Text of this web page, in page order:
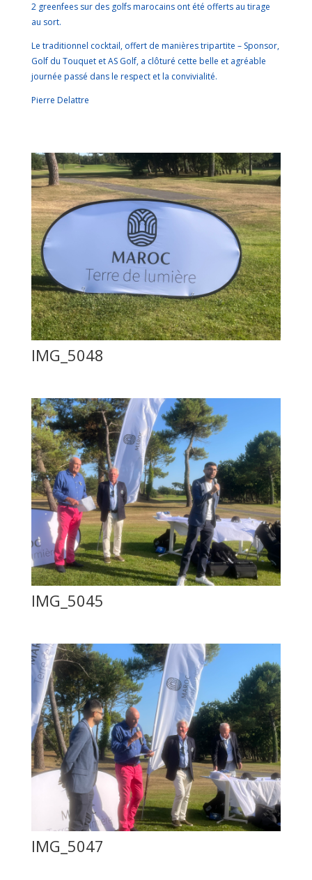
2 greenfees sur des golfs marocains ont été offerts au tirage
au sort.
Le traditionnel cocktail, offert de manières tripartite – Sponsor,
Golf du Touquet et AS Golf, a clôturé cette belle et agréable
journée passé dans le respect et la convivialité.
Pierre Delattre
IMG_5048
IMG_5045
IMG_5047